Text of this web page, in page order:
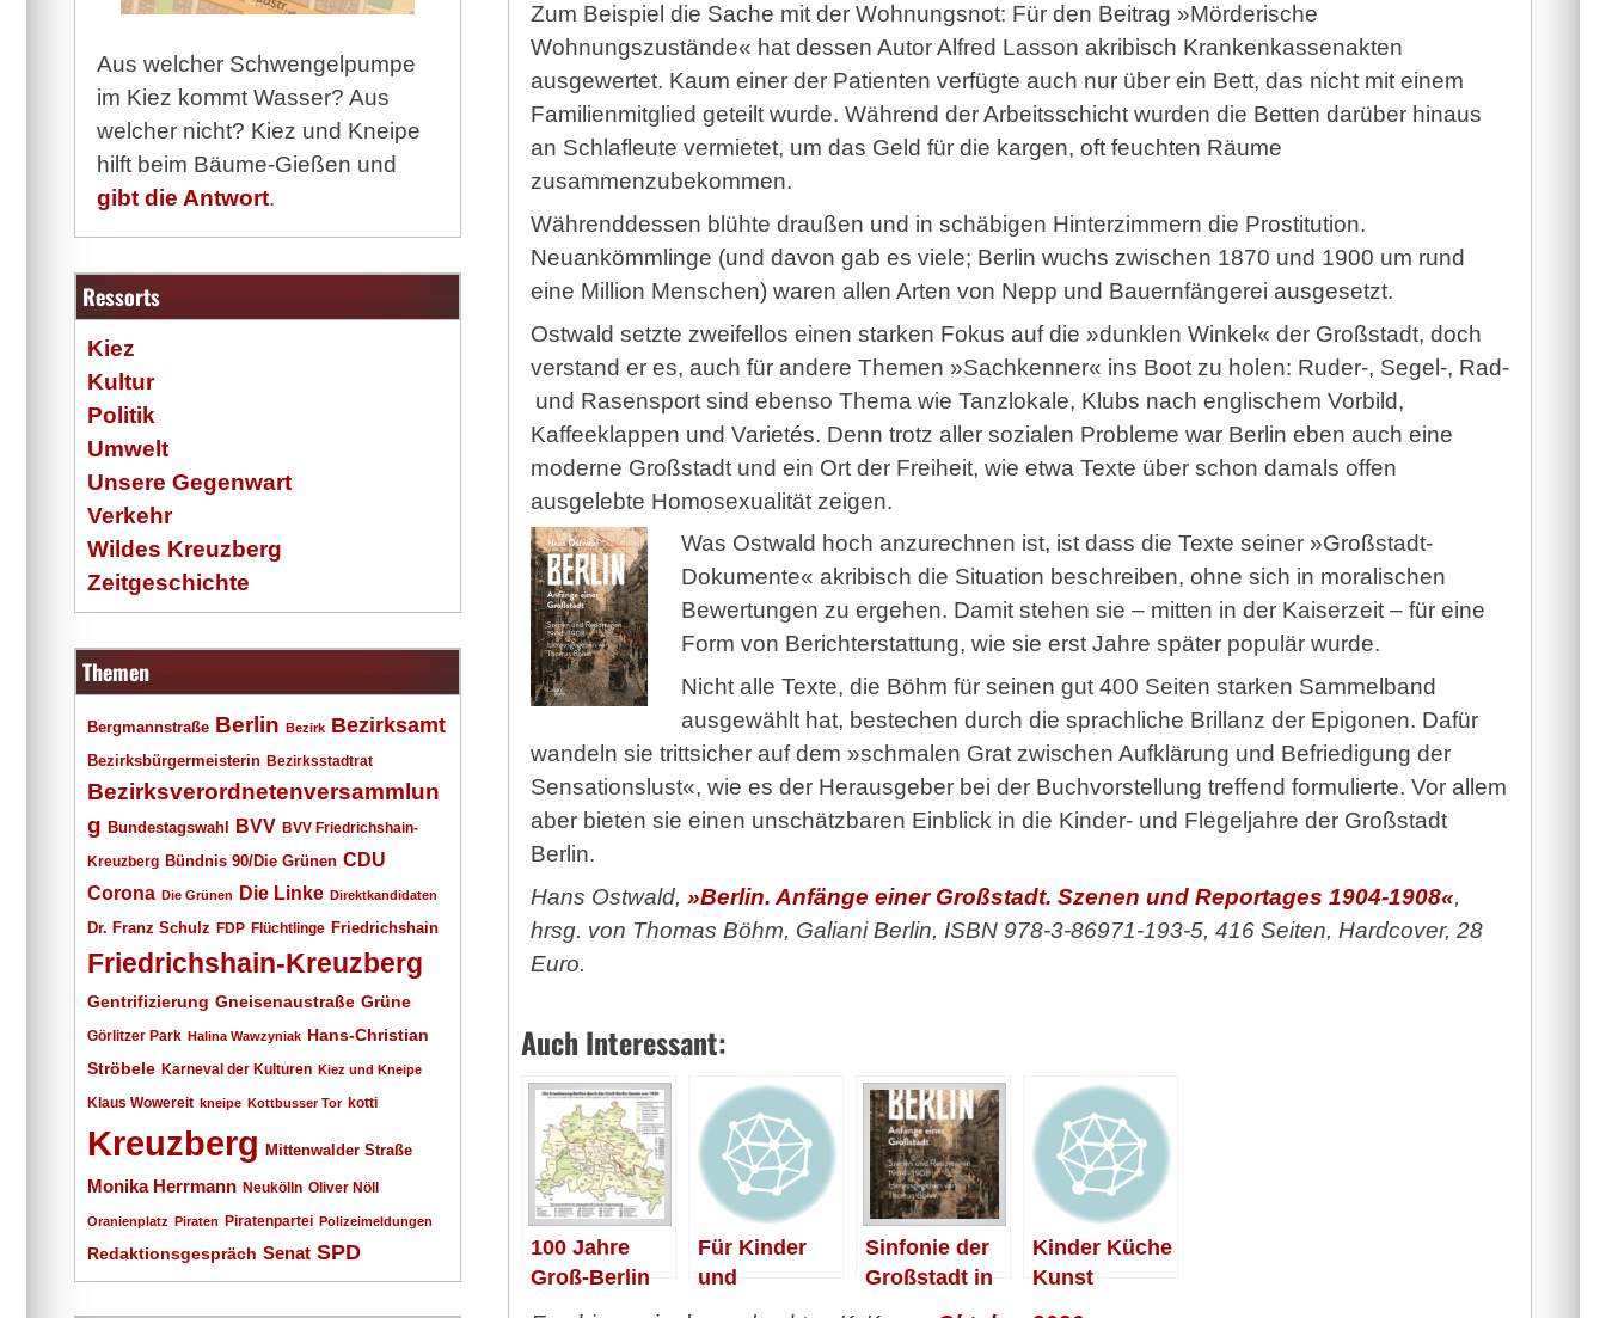
Zum Beispiel die Sache mit der Wohnungsnot: Für den Beitrag »Mörderische
Wohnungszustände« hat dessen Autor Alfred Lasson akribisch Krankenkassenakten
ausgewertet. Kaum einer der Patienten verfügte auch nur über ein Bett, das nicht mit einem
Familienmitglied geteilt wurde. Während der Arbeitsschicht wurden die Betten darüber hinaus
an Schlafleute vermietet, um das Geld für die kargen, oft feuchten Räume
zusammenzubekommen.
Währenddessen blühte draußen und in schäbigen Hinterzimmern die Prostitution.
Neuankömmlinge (und davon gab es viele; Berlin wuchs zwischen 1870 und 1900 um rund
eine Million Menschen) waren allen Arten von Nepp und Bauernfängerei ausgesetzt.
Ostwald setzte zweifellos einen starken Fokus auf die »dunklen Winkel« der Großstadt, doch
verstand er es, auch für andere Themen »Sachkenner« ins Boot zu holen: Ruder-, Segel-, Rad-
und Rasensport sind ebenso Thema wie Tanzlokale, Klubs nach englischem Vorbild,
Kaffeeklappen und Varietés. Denn trotz aller sozialen Probleme war Berlin eben auch eine
moderne Großstadt und ein Ort der Freiheit, wie etwa Texte über schon damals offen
ausgelebte Homosexualität zeigen.
Was Ostwald hoch anzurechnen ist, ist dass die Texte seiner »Großstadt-
Dokumente« akribisch die Situation beschreiben, ohne sich in moralischen
Bewertungen zu ergehen. Damit stehen sie – mitten in der Kaiserzeit – für eine
Form von Berichterstattung, wie sie erst Jahre später populär wurde.
Nicht alle Texte, die Böhm für seinen gut 400 Seiten starken Sammelband
ausgewählt hat, bestechen durch die sprachliche Brillanz der Epigonen. Dafür
wandeln sie trittsicher auf dem »schmalen Grat zwischen Aufklärung und Befriedigung der
Sensationslust«, wie es der Herausgeber bei der Buchvorstellung treffend formulierte. Vor allem
aber bieten sie einen unschätzbaren Einblick in die Kinder- und Flegeljahre der Großstadt
Berlin.
Hans Ostwald, »Berlin. Anfänge einer Großstadt. Szenen und Reportages 1904-1908«,
hrsg. von Thomas Böhm, Galiani Berlin, ISBN 978-3-86971-193-5, 416 Seiten, Hardcover, 28
Euro.
Auch Interessant:
100 Jahre
Groß-Berlin
Für Kinder
und
Sinfonie der
Großstadt in
Kinder Küche
Kunst
Aus welcher Schwengelpumpe
im Kiez kommt Wasser? Aus
welcher nicht? Kiez und Kneipe
hilft beim Bäume-Gießen und
gibt die Antwort.
Ressorts
Kiez
Kultur
Politik
Umwelt
Unsere Gegenwart
Verkehr
Wildes Kreuzberg
Zeitgeschichte
Themen
Bergmannstraße Berlin Bezirk Bezirksamt
Bezirksbürgermeisterin Bezirksstadtrat
Bezirksverordnetenversammlun
g Bundestagswahl BVV BVV Friedrichshain-
Kreuzberg Bündnis 90/Die Grünen CDU
Corona Die Grünen Die Linke Direktkandidaten
Dr. Franz Schulz FDP Flüchtlinge Friedrichshain
Friedrichshain-Kreuzberg
Gentrifizierung Gneisenaustraße Grüne
Görlitzer Park Halina Wawzyniak Hans-Christian
Ströbele Karneval der Kulturen Kiez und Kneipe
Klaus Wowereit kneipe Kottbusser Tor kotti
Kreuzberg Mittenwalder Straße
Monika Herrmann Neukölln Oliver Nöll
Oranienplatz Piraten Piratenpartei Polizeimeldungen
Redaktionsgespräch Senat SPD